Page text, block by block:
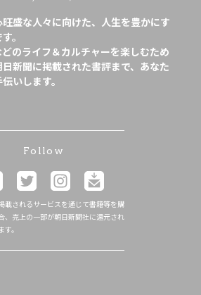
盛な人々に向けた、人生を豊かにす
。
のライフ＆カルチャーを楽しむため
新聞に掲載された書評まで、あなた
いします。
Follow
載されるサービスを通じて書籍等を購
、売上の一部が朝日新聞社に還元され
。